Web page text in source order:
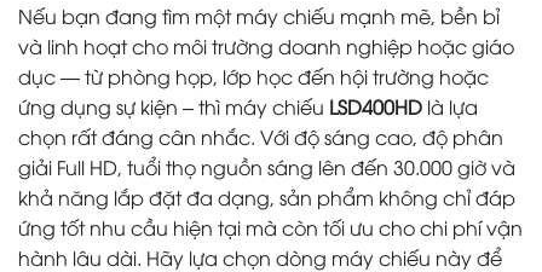
Nếu bạn đang tìm một máy chiếu mạnh mẽ, bền bỉ
và linh hoạt cho môi trường doanh nghiệp hoặc giáo
dục — từ phòng họp, lớp học đến hội trường hoặc
ứng dụng sự kiện – thì máy chiếu LSD400HD là lựa
chọn rất đáng cân nhắc. Với độ sáng cao, độ phân
giải Full HD, tuổi thọ nguồn sáng lên đến 30.000 giờ và
khả năng lắp đặt đa dạng, sản phẩm không chỉ đáp
ứng tốt nhu cầu hiện tại mà còn tối ưu cho chi phí vận
hành lâu dài. Hãy lựa chọn dòng máy chiếu này để